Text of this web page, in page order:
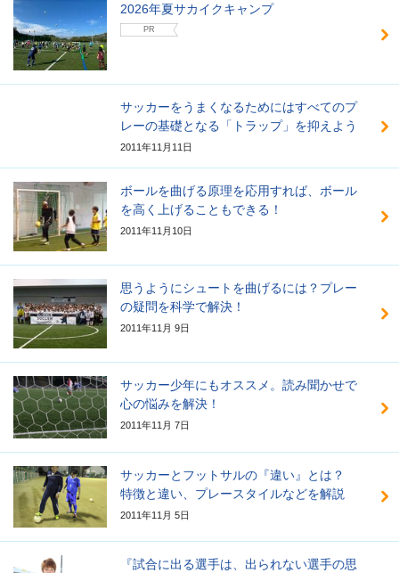
2026年夏サカイクキャンプ
PR
サッカーをうまくなるためにはすべてのプ
レーの基礎となる「トラップ」を抑えよう
2011年11月11日
ボールを曲げる原理を応用すれば、ボール
を高く上げることもできる！
2011年11月10日
思うようにシュートを曲げるには？プレー
の疑問を科学で解決！
2011年11月 9日
サッカー少年にもオススメ。読み聞かせで
心の悩みを解決！
2011年11月 7日
サッカーとフットサルの『違い』とは？
特徴と違い、プレースタイルなどを解説
2011年11月 5日
『試合に出る選手は、出られない選手の思